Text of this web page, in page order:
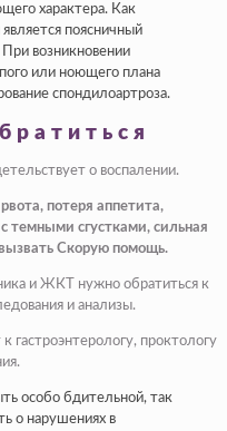
характера. Как
поясничный
возникновении
или ноющего плана
спондилоартроза.
о воспалении.
потеря аппетита,
темными сгустками, сильная
Скорую помощь.
и ЖКТ нужно обратиться к
и анализы.
гастроэнтерологу, проктологу
особо бдительной, так
о нарушениях в